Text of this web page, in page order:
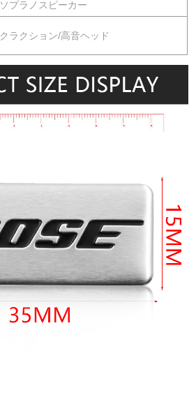
ソプラノスピーカー
クラクション/高音ヘッド